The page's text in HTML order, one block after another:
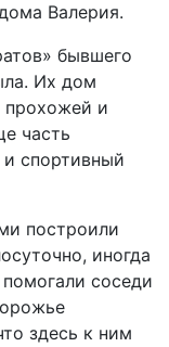
Валерия.
бывшего
Их дом
прохожей и
часть
спортивный
построили
иногда
соседи
здесь к ним